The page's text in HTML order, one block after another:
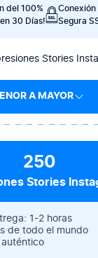
del 100%
30 Días!
Conexión
Segura
Stories
A MAYOR
250
Stories
1-2 horas
de todo el mundo